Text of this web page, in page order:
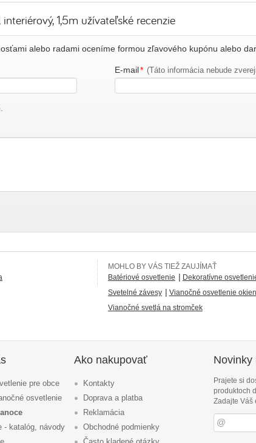
1,5m užívateľské recenzie
alebo radami oceníme formou zľavového kupónu alebo
E-mail* (Táto informácia nebude
MOHLO BY VÁS TIEŽ ZAUJÍMAŤ
Batériové osvetlenie | Dekoratívne
Svetelné závesy | Vianočné osvetlenie okien
Vianočné svetlá na stromček
pre obce
osvetlenie
- katalóg, návody
Ako nakupovať
Kontakty
Doprava a platba
Reklamácia
Obchodné podmienky
Novinky
Prajete si
produktoch
Zadajte Váš